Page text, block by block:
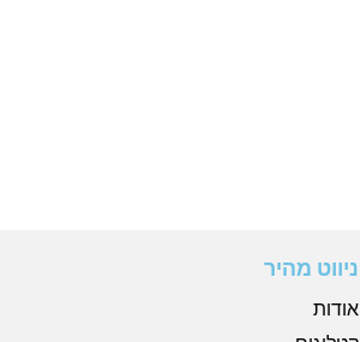
ניווט מהיר
אודות